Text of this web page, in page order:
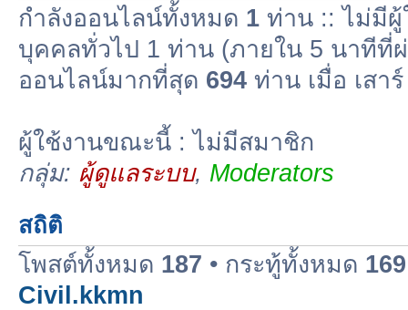
กำลังออนไลน์ทั้งหมด 1 ท่าน :: ไม่มีผู้
บุคคลทั่วไป 1 ท่าน (ภายใน 5 นาทีที่
ออนไลน์มากที่สุด 694 ท่าน เมื่อ เสา
ผู้ใช้งานขณะนี้ : ไม่มีสมาชิก
กลุ่ม: ผู้ดูแลระบบ, Moderators
สถิติ
โพสต์ทั้งหมด 187 • กระทู้ทั้งหมด 169
Civil.kkmn